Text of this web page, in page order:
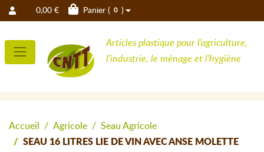
0,00 € Panier ( 0 )
Articles plastique pour l'agriculture,
l'industrie, le ménage et l'hygiène
Accueil Agricole
Seau Agricole
SEAU 16 LITRES LIE DE VIN AVEC ANSE MOLETTE